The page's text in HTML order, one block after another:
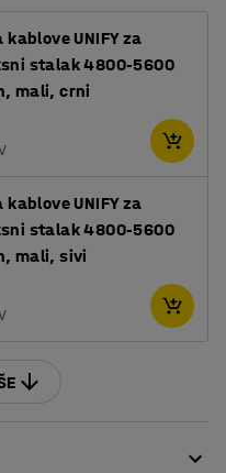
UNIFY za
stalak 4800-5600
mali, crni
UNIFY za
stalak 4800-5600
mali, sivi